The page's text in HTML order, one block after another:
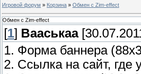
Игровой форум » Корзина » Обмен с Zim-effect
Обмен с Zim-effect
[1] Вааськаа
1. Форма баннера
2. Ссылка на сайт, где